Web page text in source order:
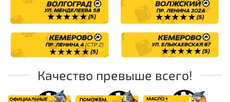
Качество превыше всего!